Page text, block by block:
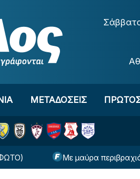
ΜΕΤΑΔΟΣΕΙΣ
Με μαύρα περιβραχιόνια